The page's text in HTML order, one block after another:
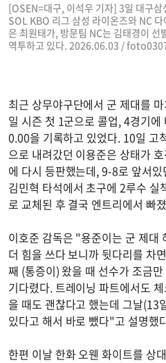
[OSEN=대구, 이석우 기자] 3일 대구
SOL KBO 리그 삼성 라이온즈와 NC
은 최원태가, 방문팀 NC는 김태경이 선
역투하고 있다. 2026.06.03 /
최근 상무야구단에서 군 제대를
일 시즌 첫 1군으로 콜업, 4경기
0.00을 기록하고 있었다. 10일 고
으로 내려갔던 이용준은 상태가
에 다시 등판했는데, 9-8로 앞서
김민혁 타석에서 초구에 2루수 실
로 교체된 후 결국 엔트리에서 빠
이호준 감독은 "용준이는 군 제대
더 힘을 쓰다 보니까 뒷다리를 차
째 (통증이) 왔을 때 선수가 조금
기다렸다. 트레이닝 파트에서도
을 때도 괜찮다고 했는데 그날(13
있다고 해서 바로 뺐다"고 설명했
한편 이날 한화 오웬 화이트를 상